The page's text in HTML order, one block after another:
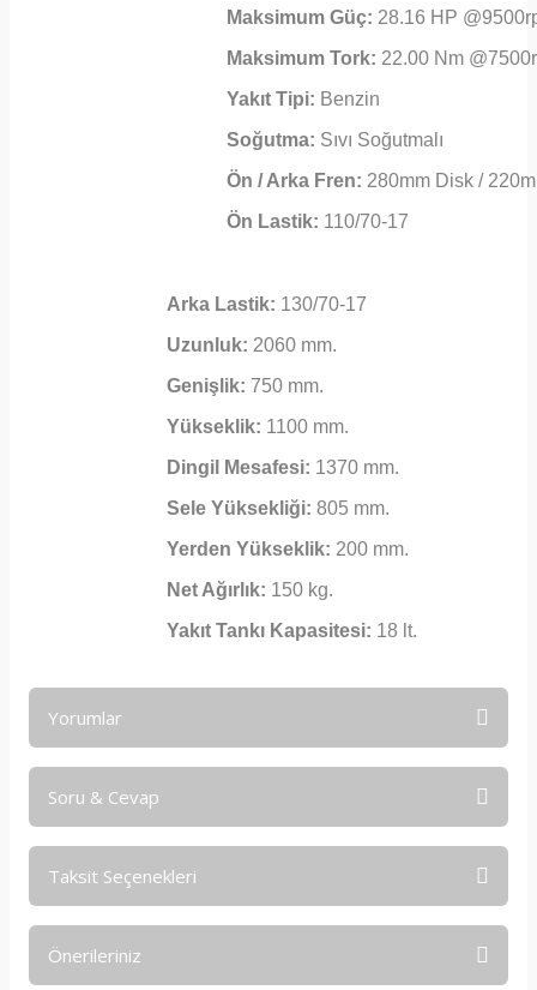
Maksimum Güç: 28.16 HP
Maksimum Tork: 22.00 Nm
Yakıt Tipi: Benzin
Soğutma: Sıvı Soğutmalı
Ön / Arka Fren: 280mm Disk /
Ön Lastik: 110/70-17
Arka Lastik: 130/70-17
Uzunluk: 2060 mm.
Genişlik: 750 mm.
Yükseklik: 1100 mm.
Dingil Mesafesi: 1370 mm.
Sele Yüksekliği: 805 mm.
Yerden Yükseklik: 200 mm.
Net Ağırlık: 150 kg.
Yakıt Tankı Kapasitesi: 18 lt.
Yorumlar
Soru & Cevap
Ürün hakkında henüz soru sorulmamış.
Taksit Seçenekleri
Önerileriniz